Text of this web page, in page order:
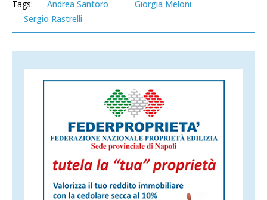
Tags: Andrea Santoro
Giorgia Meloni
Sergio Rastrelli